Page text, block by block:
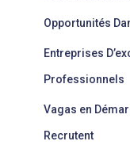
Opportunités
Entreprises
Professionnels
Vagas en
Recrutent